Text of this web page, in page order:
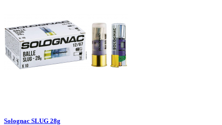
Solognac SLUG 28g